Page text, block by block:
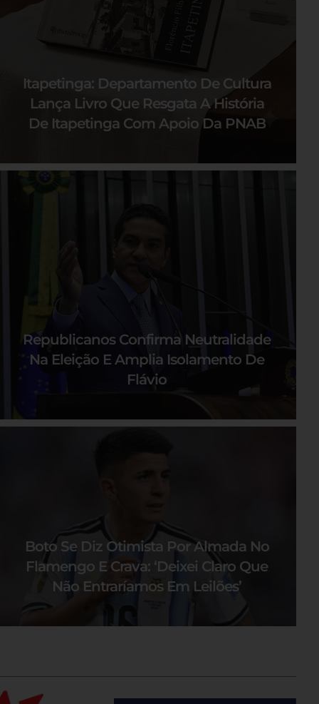
Itapetinga: Departamento De Cultura
Lança Livro Que Resgata A História
De Itapetinga Com Apoio Da PNAB
Republicanos Confirma Neutralidade
Na Eleição E Amplia Isolamento De
Flávio
Boto Se Diz Otimista Por Almada No
Flamengo E Crava: ‘Deixei Claro Que
Não Entraríamos Em Leilões’